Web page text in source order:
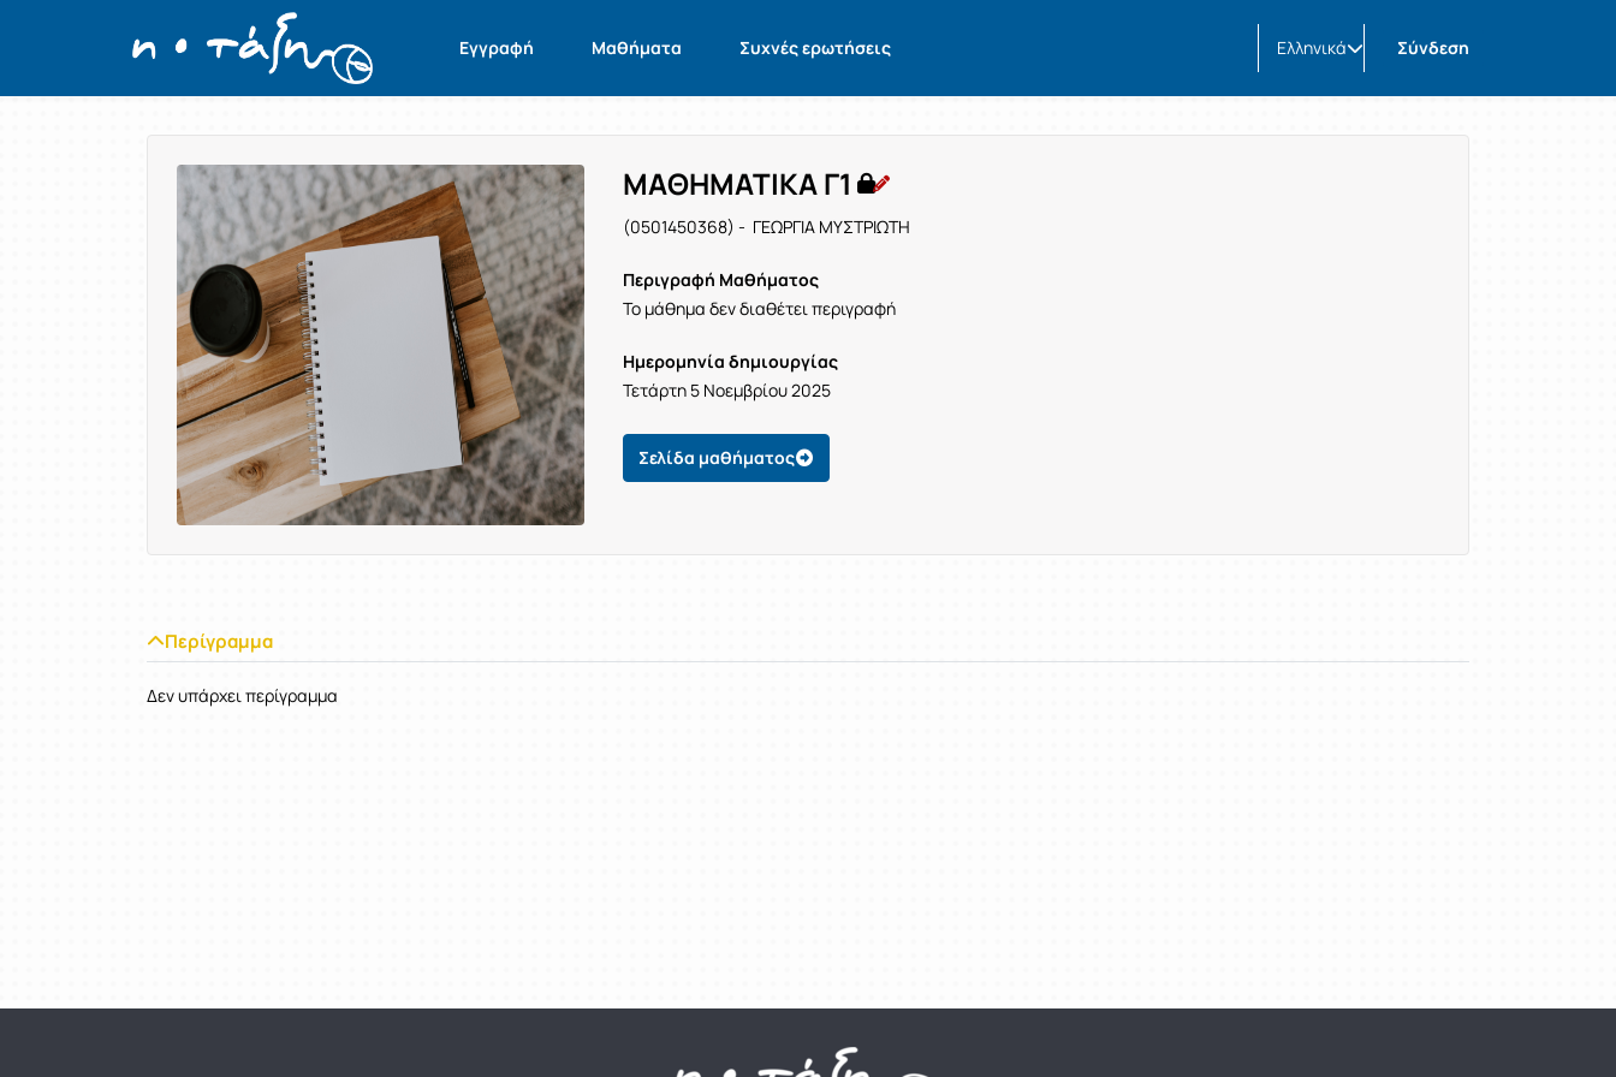
Εγγραφή Μαθήματα Συχνές ερωτήσεις Ελληνικά Σύνδεση
Παρουσίαση/Προβολή
ΜΑΘΗΜΑΤΙΚΑ Γ1
(0501450368) - ΓΕΩΡΓΙΑ ΜΥΣΤΡΙΩΤΗ
Περιγραφή Μαθήματος
Το μάθημα δεν διαθέτει περιγραφή
Ημερομηνία δημιουργίας
Τετάρτη 5 Νοεμβρίου 2025
Σελίδα μαθήματος
Περίγραμμα
Δεν υπάρχει περίγραμμα